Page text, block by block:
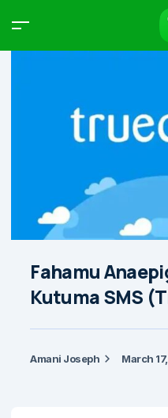
Fahamu
Kutuma SMS
Amani Joseph March
Products